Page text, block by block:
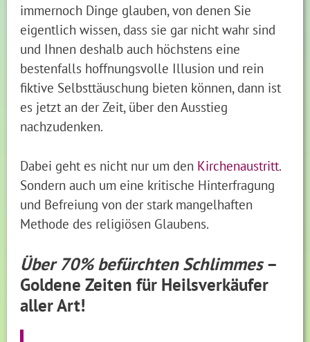
immernoch Dinge glauben, von denen Sie
eigentlich wissen, dass sie gar nicht wahr sind
und Ihnen deshalb auch höchstens eine
bestenfalls hoffnungsvolle Illusion und rein
fiktive Selbsttäuschung bieten können, dann ist
es jetzt an der Zeit, über den Ausstieg
nachzudenken.
Dabei geht es nicht nur um den Kirchenaustritt.
Sondern auch um eine kritische Hinterfragung
und Befreiung von der stark mangelhaften
Methode des religiösen Glaubens.
Über 70% befürchten Schlimmes–
Goldene Zeiten für Heilsverkäufer
aller Art!